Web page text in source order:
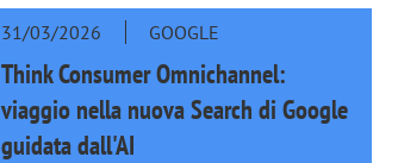
31/03/2026 GOOGLE
Think Consumer Omnichannel:
viaggio nella nuova Search di Google
guidata dall'AI